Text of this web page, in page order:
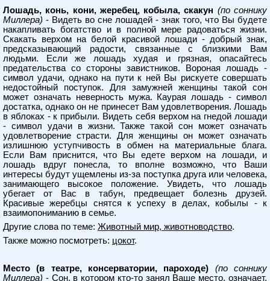
Лошадь, конь, кони, жеребец, кобыла, скакун (по соннику
Миллера) - Видеть во сне лошадей - знак того, что Вы будете
накапливать богатство и в полной мере радоваться жизни.
Скакать верхом на белой красивой лошади - добрый знак,
предсказывающий радости, связанные с близкими Вам
людьми. Если же лошадь худая и грязная, опасайтесь
предательства со стороны завистников. Вороная лошадь -
символ удачи, однако на пути к ней Вы рискуете совершать
недостойный поступок. Для замужней женщины такой сон
может означать неверность мужа. Каурая лошадь - символ
достатка, однако он не принесет Вам удовлетворения. Лошадь
в яблоках - к прибыли. Видеть себя верхом на гнедой лошади
- символ удачи в жизни. Также такой сон может означать
удовлетворение страсти. Для женщины он может означать
излишнюю уступчивость в обмен на материальные блага.
Если Вам приснится, что Вы едете верхом на лошади, и
лошадь вдруг понесла, то вполне возможно, что Ваши
интересы будут ущемлены из-за поступка друга или человека,
занимающего высокое положение. Увидеть, что лошадь
убегает от Вас в табун, предвещает болезнь друзей.
Красивые жеребцы снятся к успеху в делах, кобылы - к
взаимопониманию в семье.
Другие слова по теме: Животный мир, животноводство.
Также можно посмотреть: цокот.
Место (в театре, консерватории, пароходе)
(по соннику
Миллера) - Сон, в котором кто-то занял Ваше место, означает,